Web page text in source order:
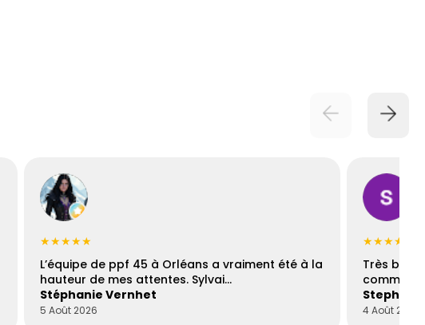
★★★★★
L’équipe de ppf 45 à Orléans a vraiment été à la
hauteur de mes attentes. Sylvai…
Stéphanie Vernhet
5 Août 2026
★★★★☆
Très
4 Août 2026